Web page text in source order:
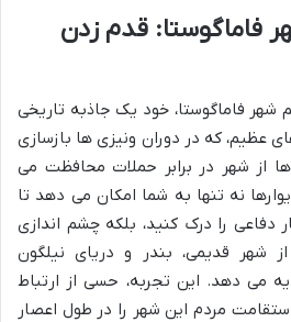
فاماگوستا: قدم زدن
شهر فاماگوستا، خود یک جاذبه تاریخی
عظیم، که در دوران ونیزی ها بازسازی
از شهر در برابر حملات محافظت می
نه تنها به شما امکان می دهد تا
را درک کنید، بلکه چشم اندازی
شهر قدیمی، بندر و دریای نیلگون
می دهد. این تجربه، حسی از ارتباط
مردم این شهر را در طول اعصار